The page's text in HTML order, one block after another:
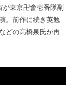
が東京卍會壱番隊副
。前作に続き英勉
どの高橋泉氏が再